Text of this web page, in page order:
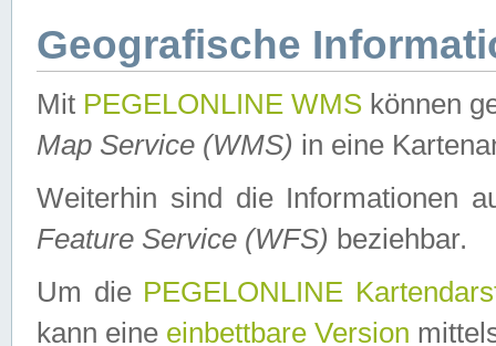
Geografische
Mit PEGELONLINE WMS können
Map Service (WMS) in eine
Weiterhin sind die Informationen
Feature Service (WFS) beziehbar.
Um die PEGELONLINE
kann eine einbettbare Version